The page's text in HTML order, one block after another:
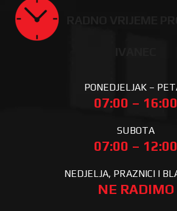
PONEDJELJAK –
07:00 – 16:00
SUBOTA
07:00 – 12:00
NEDJELJA, PRAZNICI I
NE RADIMO